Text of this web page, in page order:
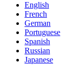
English
French
German
Portuguese
Spanish
Russian
Japanese